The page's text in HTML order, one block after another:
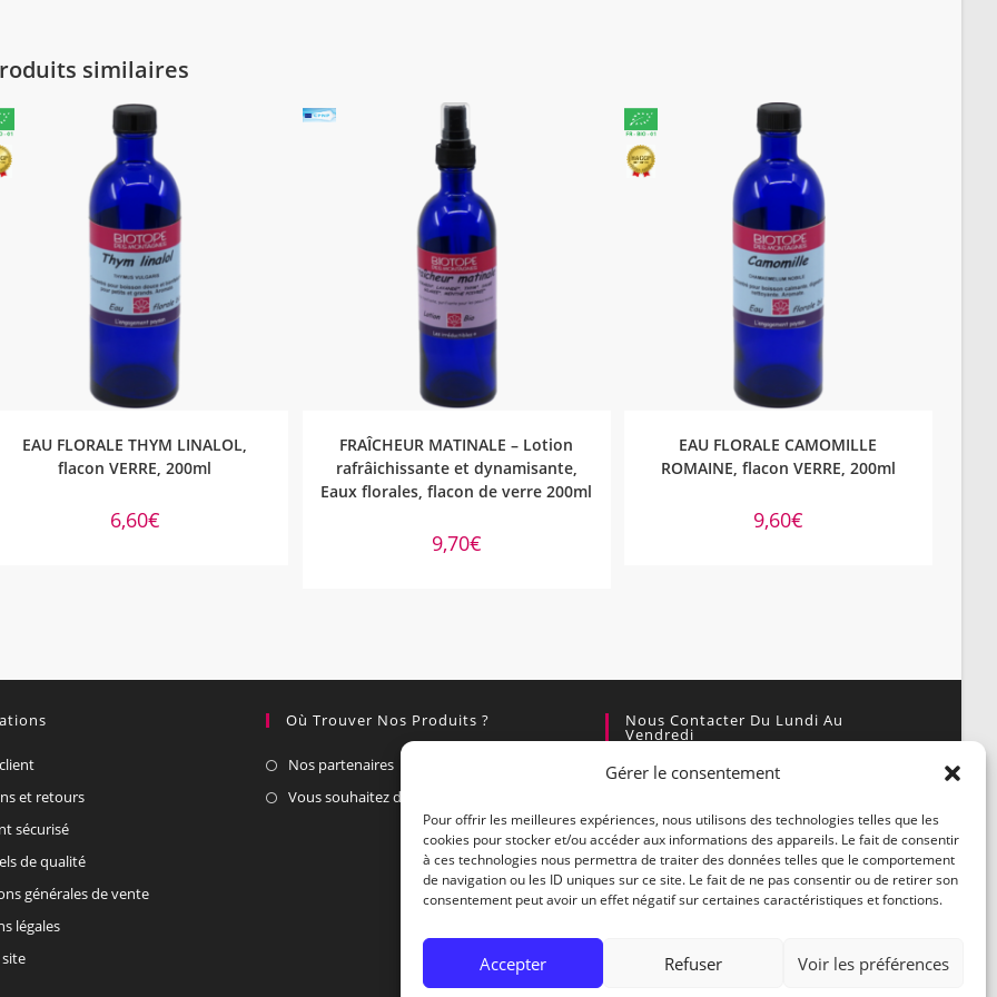
Gérer le consentement
Pour offrir les meilleures expériences, nous utilisons des technologies telles que les
cookies pour stocker et/ou accéder aux informations des appareils. Le fait de consentir
à ces technologies nous permettra de traiter des données telles que le comportement
de navigation ou les ID uniques sur ce site. Le fait de ne pas consentir ou de retirer son
consentement peut avoir un effet négatif sur certaines caractéristiques et fonctions.
Accepter Refuser Voir les préférences
similaires
EAU FLORALE THYM LINALOL,
flacon VERRE, 200ml
6,60€
FRAÎCHEUR MATINALE – Lotion
rafrâichissante et dynamisante,
Eaux florales, flacon de verre 200ml
9,70€
EAU FLORALE CAMOMILLE
ROMAINE, flacon VERRE, 200ml
9,60€
et retours
sécurisé
de qualité
générales de vente
légales
Où Trouver Nos Produits ?
Nos partenaires
Vous souhaitez devenir un partenaire
Nous Contacter Du Lundi Au
Vendredi
Par courrier :
Par téléphone :
04.66.85.44.59